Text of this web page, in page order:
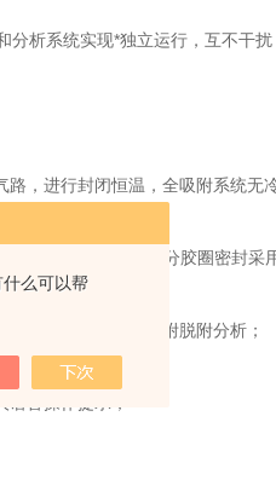
么可以帮
析系统实现*独立运行，互不干扰
，进行封闭恒温，全吸附系统无
硬连接；对于部分胶圈密封采
蒸汽、石油产品吸附脱附分析；
音操作提示；